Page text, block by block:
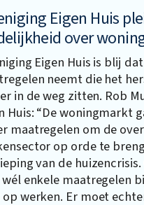
Eigen Huis
over
Eigen Huis is blij
neemt die het
in de weg zitten. Rob
Huis: “De woningmarkt
maatregelen om de
op orde te
van de
enkele maatregelen
werken. Er moet